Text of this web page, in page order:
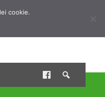
cookie.